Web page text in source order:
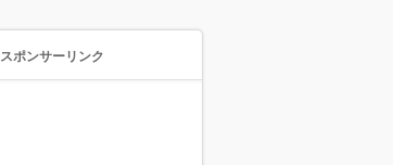
スポンサーリンク